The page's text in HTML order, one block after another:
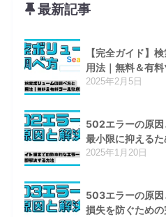
最新記事
【完全ガイド】
用法｜無料＆有
2025年2月5日
502エラーの原因
最小限に抑える
2025年1月20日
503エラーの原因
損失を防ぐため